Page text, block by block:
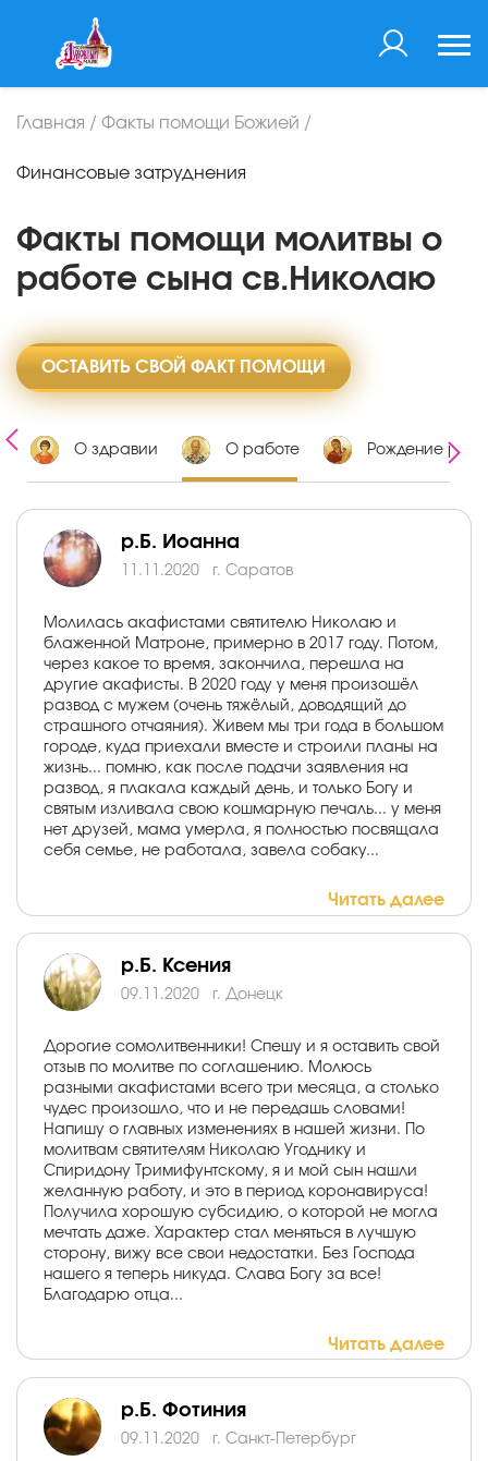
Главная / Факты помощи Божией /
Финансовые затруднения
Факты помощи молитвы о
работе сына св.Николаю
ОСТАВИТЬ СВОЙ ФАКТ ПОМОЩИ
О здравии О работе Рождение
р.Б. Иоанна
11.11.2020 г. Саратов
Молилась акафистами святителю Николаю и
блаженной Матроне, примерно в 2017 году. Потом,
через какое то время, закончила, перешла на
другие акафисты. В 2020 году у меня произошёл
развод с мужем (очень тяжёлый, доводящий до
страшного отчаяния). Живем мы три года в большом
городе, куда приехали вместе и строили планы на
жизнь... помню, как после подачи заявления на
развод, я плакала каждый день, и только Богу и
святым изливала свою кошмарную печаль... у меня
нет друзей, мама умерла, я полностью посвящала
себя семье, не работала, завела собаку...
Читать далее
р.Б. Ксения
09.11.2020 г. Донецк
Дорогие сомолитвенники! Спешу и я оставить свой
отзыв по молитве по соглашению. Молюсь
разными акафистами всего три месяца, а столько
чудес произошло, что и не передашь словами!
Напишу о главных изменениях в нашей жизни. По
молитвам святителям Николаю Угоднику и
Спиридону Тримифунтскому, я и мой сын нашли
желанную работу, и это в период коронавируса!
Получила хорошую субсидию, о которой не могла
мечтать даже. Характер стал меняться в лучшую
сторону, вижу все свои недостатки. Без Господа
нашего я теперь никуда. Слава Богу за все!
Благодарю отца...
Читать далее
р.Б. Фотиния
09.11.2020 г. Санкт-Петербург